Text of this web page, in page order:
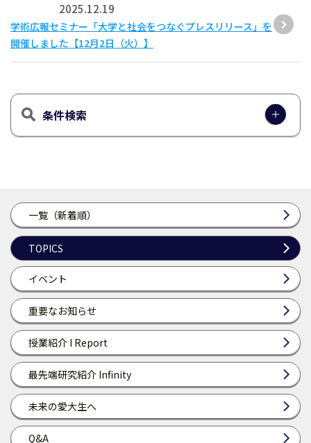
一覧（新着順）
TOPICS
イベント
重要なお知らせ
授業紹介 I Report
最先端研究紹介 Infinity
未来の愛大生へ
Q&A
2025.12.19
学術広報セミナー「大学と社会をつなぐプレスリリース」を
開催しました【12月2日（火）】
条件検索